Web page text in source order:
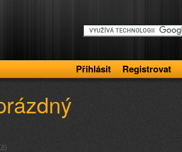
Přihlásit Registrovat